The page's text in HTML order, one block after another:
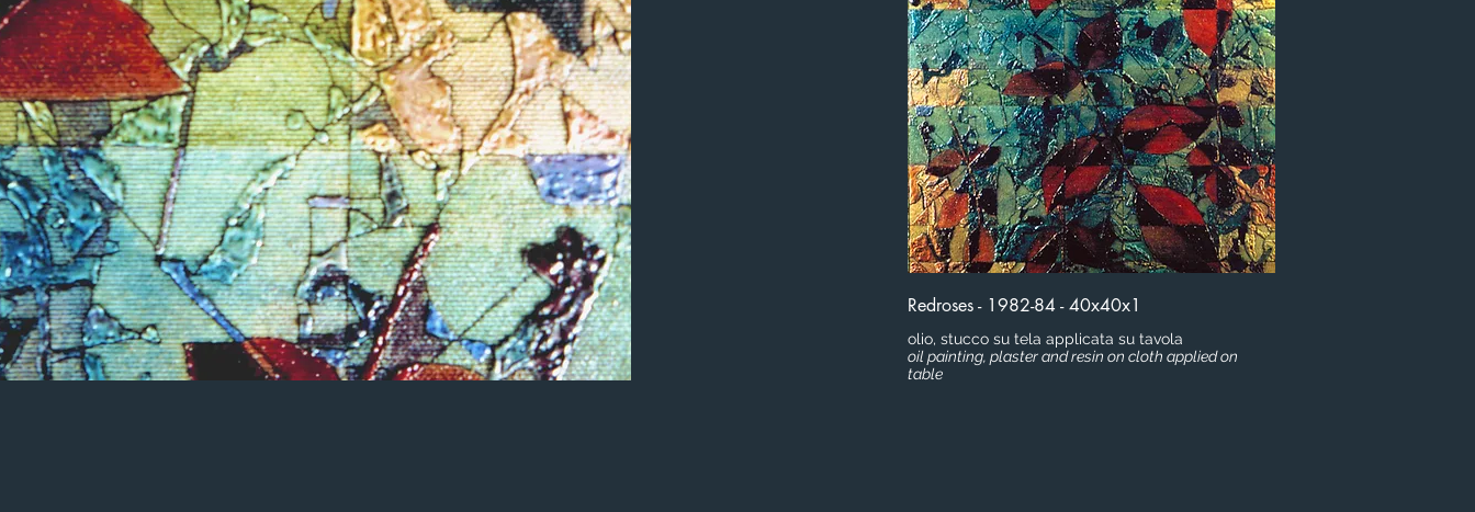
Redroses - 1982-84 - 40x40x1
olio, stucco su tela applicata su tavola
oil painting, plaster and resin on cloth applied on
table